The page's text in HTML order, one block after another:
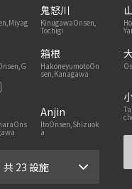
鬼怒川
KinugawaOnsen,
Tochigi
箱根
HakoneyumotoOn
sen,Kanagawa
Anjin
ItoOnsen,Shizuok
a
共 23 設施